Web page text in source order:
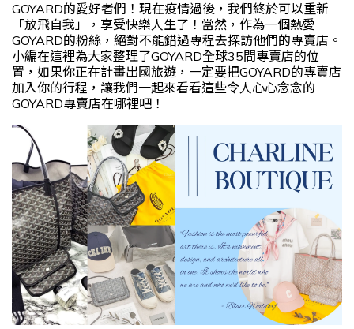
GOYARD的愛好者們！現在疫情過後，我們終於可以重新
「放飛自我」，享受快樂人生了！當然，作為一個熱愛
GOYARD的粉絲，絕對不能錯過專程去探訪他們的專賣店。
小編在這裡為大家整理了GOYARD全球35間專賣店的位
置，如果你正在計畫出國旅遊，一定要把GOYARD的專賣店
加入你的行程，讓我們一起來看看這些令人心心念念的
GOYARD專賣店在哪裡吧！